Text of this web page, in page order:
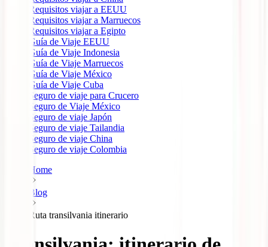
Requisitos viajar a EEUU
Requisitos viajar a Marruecos
Requisitos viajar a Egipto
Guía de Viaje EEUU
Guía de Viaje Indonesia
Guía de Viaje Marruecos
Guía de Viaje México
Guía de Viaje Cuba
Seguro de viaje para Crucero
Seguro de Viaje México
Seguro de viaje Japón
Seguro de viaje Tailandia
Seguro de viaje China
Seguro de viaje Colombia
Home
Blog
Ruta transilvania itinerario